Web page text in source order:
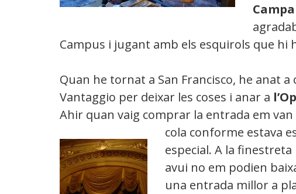
Campus i jugant amb els esquirols que hi
Quan he tornat a San Francisco, he anat
Vantaggio per deixar les coses i anar a
Ahir quan vaig comprar la entrada em
cola conforme estava
especial. A la
avui no em podien
una entrada millor a